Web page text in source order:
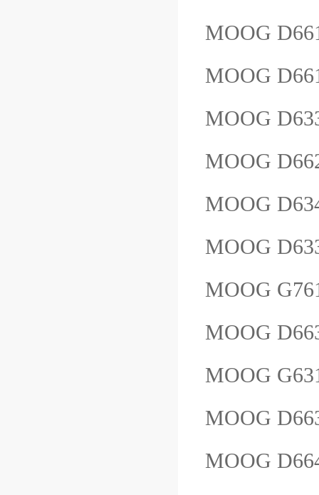
MOOG
MOOG
MOOG
MOOG
MOOG
MOOG
MOOG
MOOG
MOOG
MOOG
MOOG